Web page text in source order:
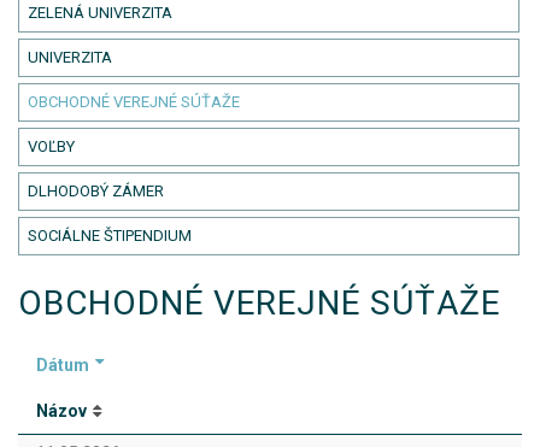
ZELENÁ UNIVERZITA
UNIVERZITA
OBCHODNÉ VEREJNÉ SÚŤAŽE
VOĽBY
DLHODOBÝ ZÁMER
SOCIÁLNE ŠTIPENDIUM
OBCHODNÉ VEREJNÉ SÚŤAŽE
Dátum
Názov